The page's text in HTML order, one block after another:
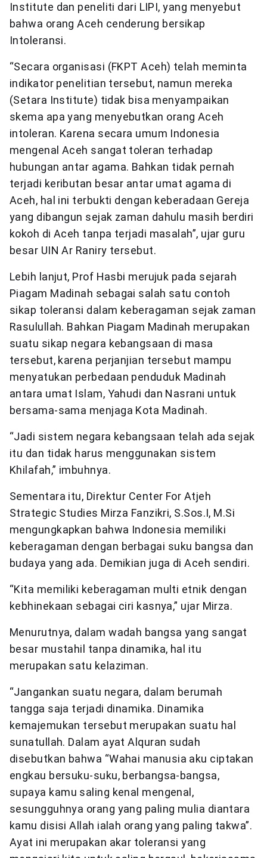
Institute dan peneliti dari LIPI, yang menyebut
bahwa orang Aceh cenderung bersikap
Intoleransi.
“Secara organisasi (FKPT Aceh) telah meminta
indikator penelitian tersebut, namun mereka
(Setara Institute) tidak bisa menyampaikan
skema apa yang menyebutkan orang Aceh
intoleran. Karena secara umum Indonesia
mengenal Aceh sangat toleran terhadap
hubungan antar agama. Bahkan tidak pernah
terjadi keributan besar antar umat agama di
Aceh, hal ini terbukti dengan keberadaan Gereja
yang dibangun sejak zaman dahulu masih berdiri
kokoh di Aceh tanpa terjadi masalah”, ujar guru
besar UIN Ar Raniry tersebut.
Lebih lanjut, Prof Hasbi merujuk pada sejarah
Piagam Madinah sebagai salah satu contoh
sikap toleransi dalam keberagaman sejak zaman
Rasulullah. Bahkan Piagam Madinah merupakan
suatu sikap negara kebangsaan di masa
tersebut, karena perjanjian tersebut mampu
menyatukan perbedaan penduduk Madinah
antara umat Islam, Yahudi dan Nasrani untuk
bersama-sama menjaga Kota Madinah.
“Jadi sistem negara kebangsaan telah ada sejak
itu dan tidak harus menggunakan sistem
Khilafah,” imbuhnya.
Sementara itu, Direktur Center For Atjeh
Strategic Studies Mirza Fanzikri, S.Sos.I, M.Si
mengungkapkan bahwa Indonesia memiliki
keberagaman dengan berbagai suku bangsa dan
budaya yang ada. Demikian juga di Aceh sendiri.
“Kita memiliki keberagaman multi etnik dengan
kebhinekaan sebagai ciri kasnya,” ujar Mirza.
Menurutnya, dalam wadah bangsa yang sangat
besar mustahil tanpa dinamika, hal itu
merupakan satu kelaziman.
“Jangankan suatu negara, dalam berumah
tangga saja terjadi dinamika. Dinamika
kemajemukan tersebut merupakan suatu hal
sunatullah. Dalam ayat Alquran sudah
disebutkan bahwa “Wahai manusia aku ciptakan
engkau bersuku-suku, berbangsa-bangsa,
supaya kamu saling kenal mengenal,
sesungguhnya orang yang paling mulia diantara
kamu disisi Allah ialah orang yang paling takwa”.
Ayat ini merupakan akar toleransi yang